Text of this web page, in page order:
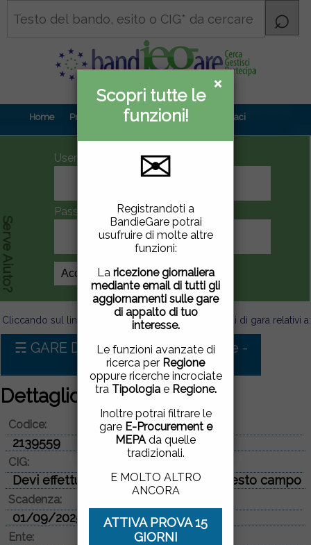
×
Informativa
privacy
Questo sito utilizza
cookie di terze parti per
migliorare la tua
esperienza di utilizzo. Se
vuoi saperne di più
qui .
Chiudendo questa
finestra, scorrendo questa
pagina, cliccando su un
link o proseguendo la
navigazione in altra
maniera, acconsenti
all'uso dei cookie.
ACCETTO |NON
ACCETTO
×
Scopri tutte le
funzioni!
✉
Registrandoti a
BandieGare potrai
usufruire di molte altre
funzioni:
La ricezione giornaliera
mediante email di tutti gli
aggiornamenti sulle gare
di appalto di tuo
interesse.
Le funzioni avanzate di
ricerca per Regione
oppure ricerche incrociate
tra Tipologiae Regione.
Inoltre potrai filtrare le
gare E-Procurement e
MEPAda quelle
tradizionali.
E MOLTO ALTRO
ANCORA
ATTIVA PROVA 15
GIORNI
Home Prova gratuita Contenuti Contattaci
UserID
Password
Crea Account
Serve Aiuto?
Cliccando sul link sotto puoi visualizzare tutti i bandi di gara relativi a:
☴ GARE D'APPALTO PER Forniture -
Rottame
Dettaglio bando di gara
Codice:
2139559
CIG:
Devi effettuare il login per vedere questo campo
Scadenza:
01/09/2025
Ente: